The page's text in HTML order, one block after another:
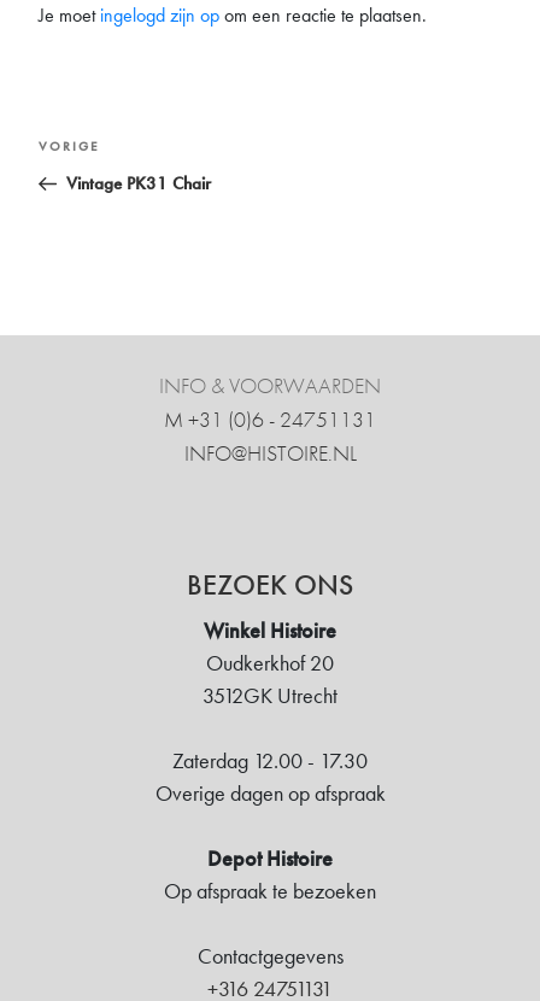
Je moetingelogd zijn opom een reactie te plaatsen.
Bericht
navigatie
Vorig
bericht
VORIGE
Vintage PK31 Chair
INFO & VOORWAARDEN
M +31 ‍(0)6 - 24751131
INFO@HISTOIRE.NL
BEZOEK ONS
Winkel Histoire
Oudkerkhof 20
3512GK Utrecht
Zaterdag 12.00 - 17.30
Overige dagen op afspraak
Depot Histoire
Op afspraak te bezoeken
Contactgegevens
+316 24751131